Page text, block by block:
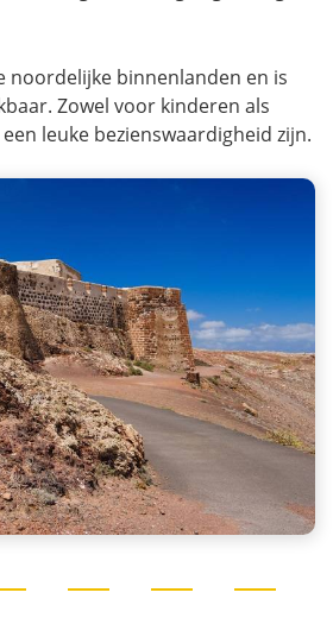
noordelijke binnenlanden en is
Zowel voor kinderen als
leuke bezienswaardigheid zijn.